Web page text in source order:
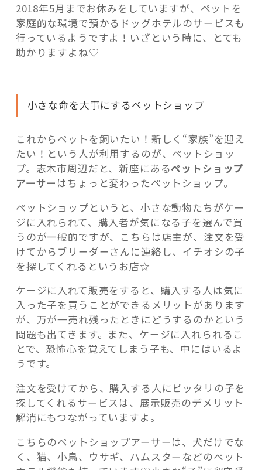
2018年5月までお休みをしていますが、ペットを
家庭的な環境で預かるドッグホテルのサービスも
行っているようですよ！いざという時に、とても
助かりますよね♡
小さな命を大事にするペットショップ
これからペットを飼いたい！新しく“家族”を迎え
たい！という人が利用するのが、ペットショッ
プ。志木市周辺だと、新座にあるペットショップ
アーサー はちょっと変わったペットショップ。
ペットショップというと、小さな動物たちがケー
ジに入れられて、購入者が気になる子を選んで買
うのが一般的ですが、こちらは店主が、注文を受
けてからブリーダーさんに連絡し、イチオシの子
を探してくれるというお店☆
ケージに入れて販売をすると、購入する人は気に
入った子を買うことができるメリットがあります
が、万が一売れ残ったときにどうするのかという
問題も出てきます。また、ケージに入れられるこ
とで、恐怖心を覚えてしまう子も、中にはいるよ
うです。
注文を受けてから、購入する人にピッタリの子を
探してくれるサービスは、展示販売のデメリット
解消にもつながっていますよ。
こちらのペットショップアーサーは、犬だけでな
く、猫、小鳥、ウサギ、ハムスターなどのペット